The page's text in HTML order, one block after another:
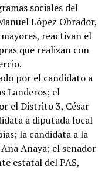
sociales del
López Obrador,
reactivan el
que realizan con
por el candidato a
Landeros; el
el Distrito 3, César
a diputada local
la candidata a la
Anaya; el senador
estatal del PAS,